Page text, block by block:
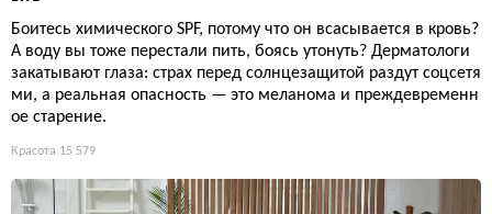
Боитесь химического SPF, потому что он всасывается в кровь?
А воду вы тоже перестали пить, боясь утонуть? Дерматологи
закатывают глаза: страх перед солнцезащитой раздут соцсетя
ми, а реальная опасность — это меланома и преждевременн
ое старение.
Красота 15 579